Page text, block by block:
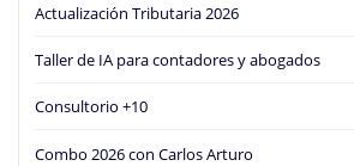
Actualización Tributaria 2026
Taller de IA para contadores y abogados
Consultorio +10
Combo 2026 con Carlos Arturo